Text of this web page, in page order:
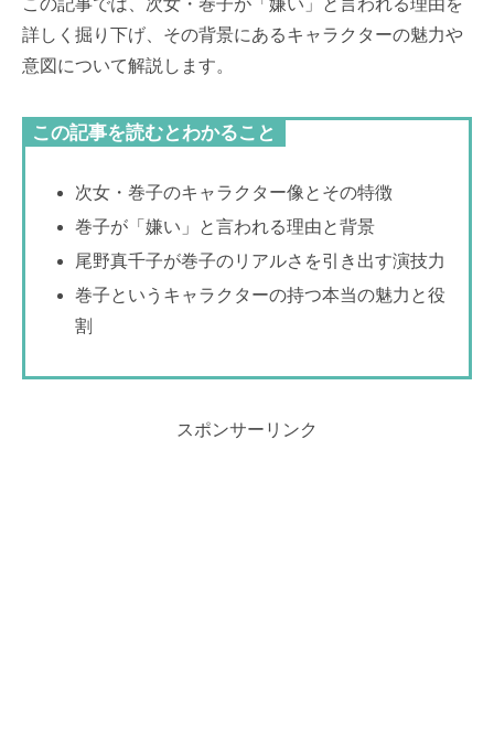
この記事では、次女・巻子が「嫌い」と言われる理由を
詳しく掘り下げ、その背景にあるキャラクターの魅力や
意図について解説します。
この記事を読むとわかること
次女・巻子のキャラクター像とその特徴
巻子が「嫌い」と言われる理由と背景
尾野真千子が巻子のリアルさを引き出す演技力
巻子というキャラクターの持つ本当の魅力と役
割
スポンサーリンク